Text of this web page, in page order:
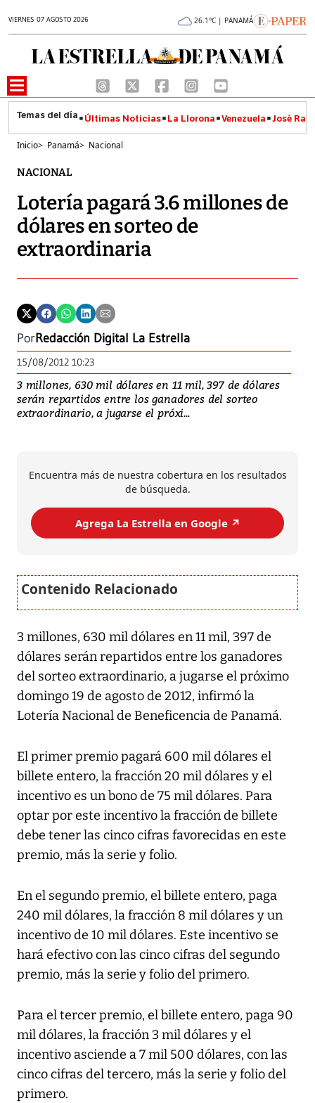
VIERNES 07 AGOSTO 2026 26.1°C | PANAMÁ
Últimas Noticias La Llorona Venezuela José
Inicio> Panamá> Nacional
NACIONAL
Lotería pagará 3.6 millones de
dólares en sorteo de
extraordinaria
PorRedacción Digital La Estrella
15/08/2012 10:23
3 millones, 630 mil dólares en 11 mil, 397 de dólares
serán repartidos entre los ganadores del sorteo
extraordinario, a jugarse el próxi...
Encuentra más de nuestra cobertura en los resultados
de búsqueda.
Agrega La Estrella en Google ↗️
3 millones, 630 mil dólares en 11 mil, 397 de
dólares serán repartidos entre los ganadores
del sorteo extraordinario, a jugarse el próximo
domingo 19 de agosto de 2012, infirmó la
Lotería Nacional de Beneficencia de Panamá.
El primer premio pagará 600 mil dólares el
billete entero, la fracción 20 mil dólares y el
incentivo es un bono de 75 mil dólares. Para
optar por este incentivo la fracción de billete
debe tener las cinco cifras favorecidas en este
premio, más la serie y folio.
En el segundo premio, el billete entero, paga
240 mil dólares, la fracción 8 mil dólares y un
incentivo de 10 mil dólares. Este incentivo se
hará efectivo con las cinco cifras del segundo
premio, más la serie y folio del primero.
Para el tercer premio, el billete entero, paga 90
mil dólares, la fracción 3 mil dólares y el
incentivo asciende a 7 mil 500 dólares, con las
cinco cifras del tercero, más la serie y folio del
primero.